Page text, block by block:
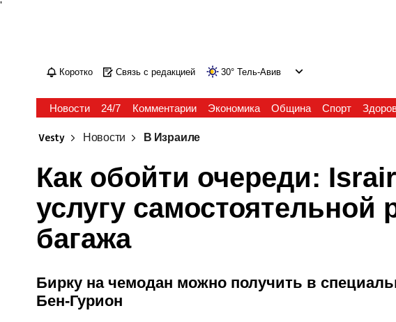
'
Коротко Связь с редакцией 30° Тель-Авив
Новости 24/7 Комментарии Экономика Община Спорт
Vesty Новости В Израиле
Как обойти очереди:
услугу самостоятельной
багажа
Бирку на чемодан можно получить в
Бен-Гурион